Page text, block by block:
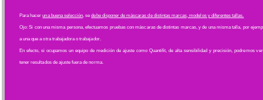
Para haceruna buena selección, sedebe disponer de máscaras de distintas marcas, modelos y diferentes tallas.
Ojo: Si con una misma persona, efectuamos pruebas con máscaras de distintas marcas, y de una misma talla, por
a una que a otra trabajadora o trabajador.
En efecto, si ocupamos un equipo de medición de ajuste como Quantifit, de alta sensibilidad y precisión, podremos
tener resultados de ajuste fuera de norma.